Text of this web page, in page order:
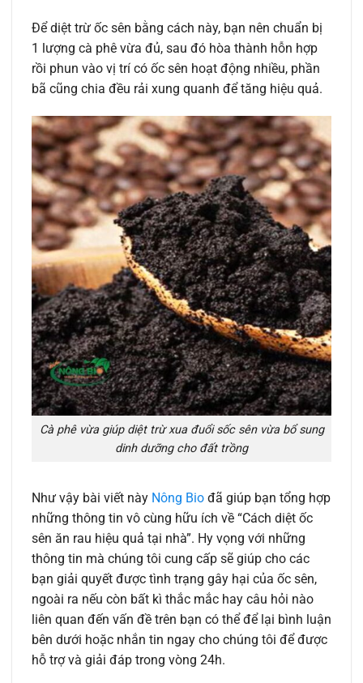
Để diệt trừ ốc sên bằng cách này, bạn nên chuẩn bị
1 lượng cà phê vừa đủ, sau đó hòa thành hỗn hợp
rồi phun vào vị trí có ốc sên hoạt động nhiều, phần
bã cũng chia đều rải xung quanh để tăng hiệu quả.
Cà phê vừa giúp diệt trừ xua đuổi sốc sên vừa bổ sung
dinh dưỡng cho đất trồng
Như vậy bài viết này Nông Bio đã giúp bạn tổng hợp
những thông tin vô cùng hữu ích về “Cách diệt ốc
sên ăn rau hiệu quả tại nhà”. Hy vọng với những
thông tin mà chúng tôi cung cấp sẽ giúp cho các
bạn giải quyết được tình trạng gây hại của ốc sên,
ngoài ra nếu còn bất kì thắc mắc hay câu hỏi nào
liên quan đến vấn đề trên bạn có thể để lại bình luận
bên dưới hoặc nhắn tin ngay cho chúng tôi để được
hỗ trợ và giải đáp trong vòng 24h.